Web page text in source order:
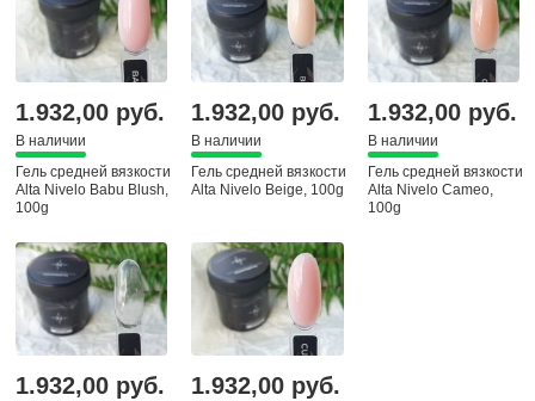
1.932,00 руб.
В наличии
Гель средней вязкости
Alta Nivelo Babu Blush,
100g
1.932,00 руб.
В наличии
Гель средней вязкости
Alta Nivelo Beige, 100g
1.932,00 руб.
В наличии
Гель средней вязкости
Alta Nivelo Cameo,
100g
1.932,00 руб. 1.932,00 руб.